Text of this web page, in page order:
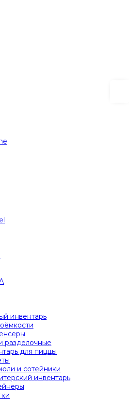
инвентарь
разделочные
для пиццы
и сотейники
инвентарь